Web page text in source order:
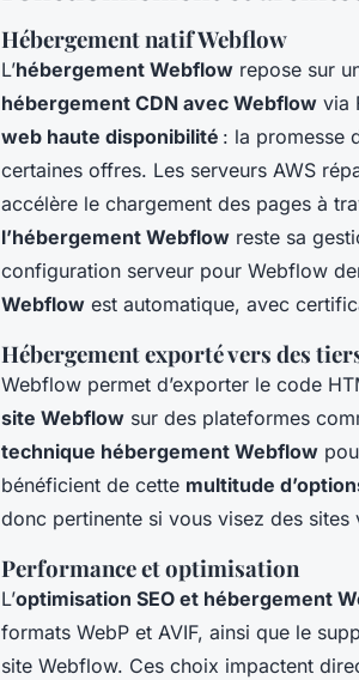
Hébergement natif Webflow
L’hébergement Webflow repose sur
hébergement CDN avec Webflow via
web haute disponibilité : la promesse
certaines offres. Les serveurs AWS
accélère le chargement des pages à
l’hébergement Webflow reste sa
configuration serveur pour Webflow
Webflow est automatique, avec
Hébergement exporté vers des
Webflow permet d’exporter le code
site Webflow sur des plateformes
technique hébergement Webflow
bénéficient de cette multitude
donc pertinente si vous visez des
Performance et optimisation
L’optimisation SEO et hébergement
formats WebP et AVIF, ainsi que le
site Webflow. Ces choix impactent